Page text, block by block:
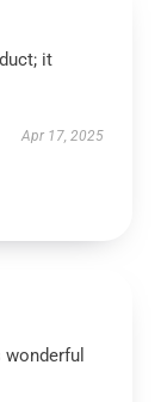
it
Apr 17, 2025